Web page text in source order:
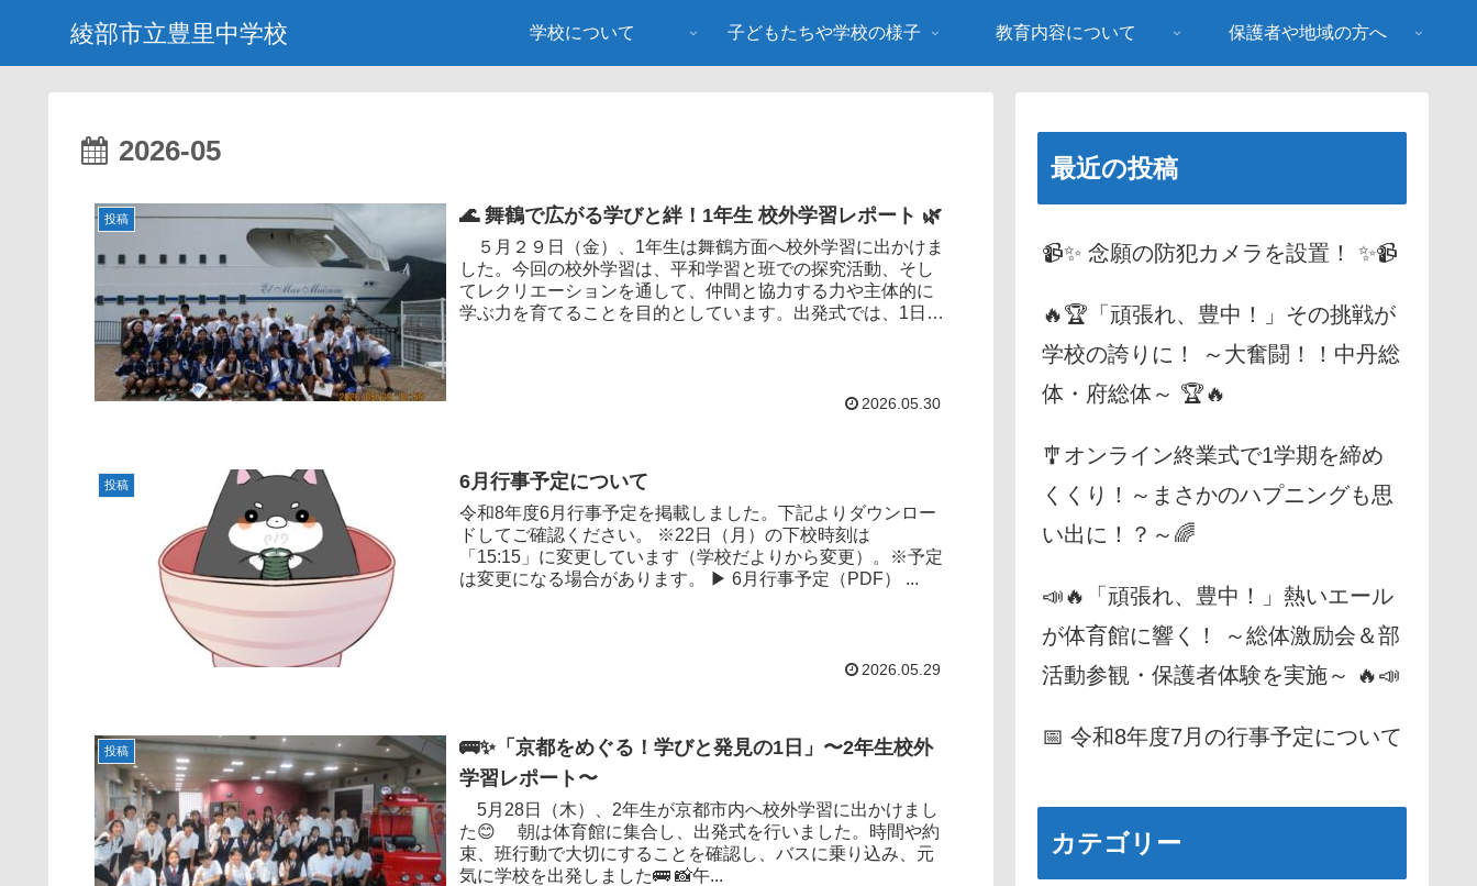
綾部市立豊里中学校 学校について 子どもたちや学校の様子 教育内容について 保護者や地域の方へ
2026-05
投稿 🌊 舞鶴で広がる学びと絆！1年生 校外学習レポート 🌿
５月２９日（金）、1年生は舞鶴方面へ校外学習に出かけま
した。今回の校外学習は、平和学習と班での探究活動、そし
てレクリエーションを通して、仲間と協力する力や主体的に
学ぶ力を育てることを目的としています。出発式では、1日の
2026.05.30
投稿 6月行事予定について
令和8年度6月行事予定を掲載しました。下記よりダウンロー
ドしてご確認ください。 ※22日（月）の下校時刻は
「15:15」に変更しています（学校だよりから変更）。※予定
は変更になる場合があります。 ▶ 6月行事予定（PDF） ...
2026.05.29
投稿
🚌✨「京都をめぐる！学びと発見の1日」〜2年生校外
学習レポート〜
5月28日（木）、2年生が京都市内へ校外学習に出かけまし
た😊 朝は体育館に集合し、出発式を行いました。時間や約
束、班行動で大切にすることを確認し、バスに乗り込み、元
気に学校を出発しました🚌 📸午...
最近の投稿
📹✨ 念願の防犯カメラを設置！ ✨📹
🔥🏆「頑張れ、豊中！」その挑戦が
学校の誇りに！ ～大奮闘！！中丹総
体・府総体～ 🏆🔥
🎐オンライン終業式で1学期を締め
くくり！～まさかのハプニングも思
い出に！？～🌈
📣🔥「頑張れ、豊中！」熱いエール
が体育館に響く！ ～総体激励会＆部
活動参観・保護者体験を実施～ 🔥📣
📅 令和8年度7月の行事予定について
カテゴリー